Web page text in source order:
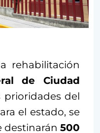
rehabilitación
de Ciudad
prioridades del
el estado, se
destinarán 500